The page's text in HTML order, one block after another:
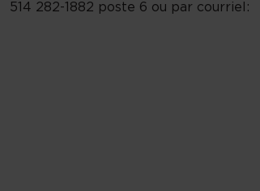
514 282-1882 poste 6 ou par courriel: